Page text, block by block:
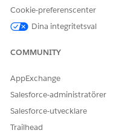
det relaterade
Cookie-preferenscenter
Dina integritetsval
COMMUNITY
AppExchange
Salesforce-administratörer
Salesforce-utvecklare
Trailhead